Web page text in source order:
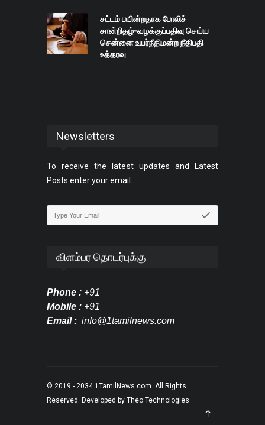
சட்டம் பயின்றதாக போலிச்
சான்றிதழ்-வழக்குப்பதிவு செய்ய
சென்னை உயர்நீதிமன்ற நீதிபதி
உத்தரவு
Newsletters
To receive the latest updates and Latest
Posts enter your email.
விளம்பர தொடர்புக்கு
Phone : +91
Mobile : +91
Email : info@1tamilnews.com
© 2019 - 2034 1TamilNews.com. All Rights
Reserved. Developed by Theo Technologies.